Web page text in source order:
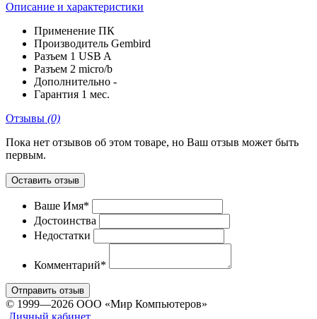
Описание и характеристики
Применение ПК
Производитель Gembird
Разъем 1 USB A
Разъем 2 micro/b
Дополнительно -
Гарантия 1 мес.
Отзывы (0)
Пока нет отзывов об этом товаре, но Ваш отзыв может быть
первым.
Оставить отзыв
Ваше Имя*
Достоинства
Недостатки
Комментарий*
Отправить отзыв
© 1999—2026 ООО «Мир Компьютеров»